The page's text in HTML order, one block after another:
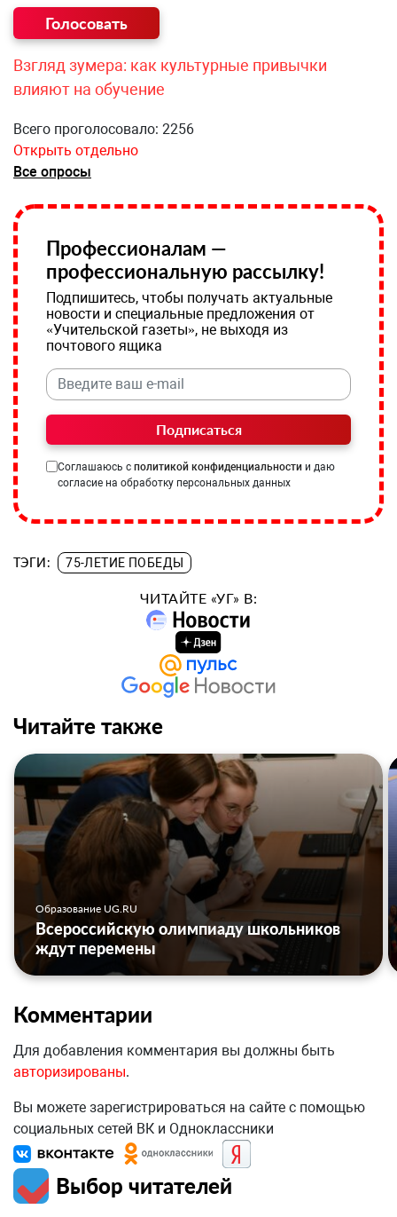
Взгляд зумера: как культурные привычки
влияют на обучение
Всего проголосовало: 2256
Открыть отдельно
Все опросы
Профессионалам —
профессиональную рассылку!
Подпишитесь, чтобы получать актуальные
новости и специальные предложения от
«Учительской газеты», не выходя из
почтового ящика
Подписаться
Соглашаюсь с политикой конфиденциальности и даю
согласие на обработку персональных данных
ТЭГИ: 75-ЛЕТИЕ ПОБЕДЫ
ЧИТАЙТЕ «УГ» В:
Читайте также
Образование UG.RU
Всероссийскую олимпиаду школьников
ждут перемены
Комментарии
Для добавления комментария вы должны быть
авторизированы.
Вы можете зарегистрироваться на сайте с помощью
социальных сетей ВК и Одноклассники
Выбор читателей